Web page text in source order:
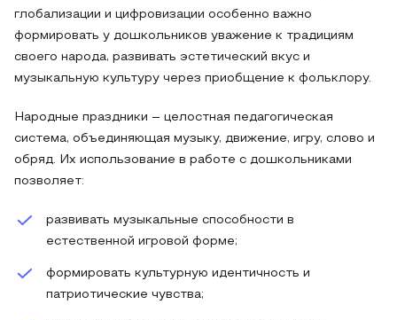
глобализации и цифровизации особенно важно
формировать у дошкольников уважение к традициям
своего народа, развивать эстетический вкус и
музыкальную культуру через приобщение к фольклору.
Народные праздники – целостная педагогическая
система, объединяющая музыку, движение, игру, слово и
обряд. Их использование в работе с дошкольниками
позволяет:
развивать музыкальные способности в
естественной игровой форме;
формировать культурную идентичность и
патриотические чувства;